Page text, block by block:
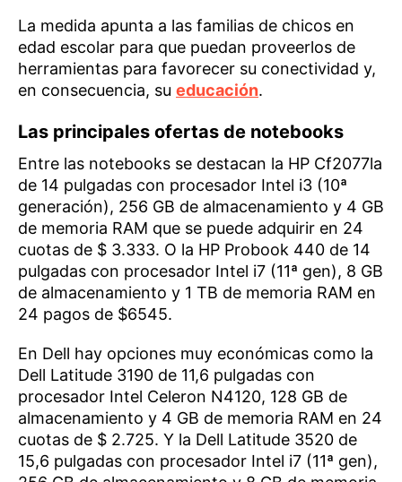
La medida apunta a las familias de chicos en
edad escolar para que puedan proveerlos de
herramientas para favorecer su conectividad y,
en consecuencia, su educación.
Las principales ofertas de notebooks
Entre las notebooks se destacan la HP Cf2077la
de 14 pulgadas con procesador Intel i3 (10ª
generación), 256 GB de almacenamiento y 4 GB
de memoria RAM que se puede adquirir en 24
cuotas de $ 3.333. O la HP Probook 440 de 14
pulgadas con procesador Intel i7 (11ª gen), 8 GB
de almacenamiento y 1 TB de memoria RAM en
24 pagos de $6545.
En Dell hay opciones muy económicas como la
Dell Latitude 3190 de 11,6 pulgadas con
procesador Intel Celeron N4120, 128 GB de
almacenamiento y 4 GB de memoria RAM en 24
cuotas de $ 2.725. Y la Dell Latitude 3520 de
15,6 pulgadas con procesador Intel i7 (11ª gen),